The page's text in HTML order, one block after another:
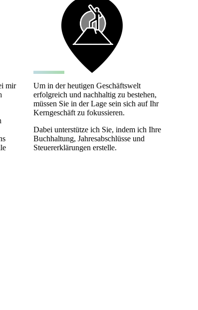
mir
Um in der heutigen Geschäftswelt
erfolgreich und nachhaltig zu bestehen,
müssen Sie in der Lage sein sich auf Ihr
Kerngeschäft zu fokussieren.
Dabei unterstütze ich Sie, indem ich Ihre
Buchhaltung, Jahresabschlüsse und
Steuererklärungen erstelle.